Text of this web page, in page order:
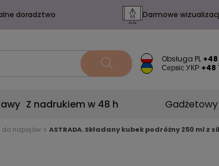
doradztwo Darmowe
Obsługa PL
Сервіс УКР +48
Z nadrukiem w 48 h
do napojów ASTRADA. Składany kubek podróżny 250 ml z